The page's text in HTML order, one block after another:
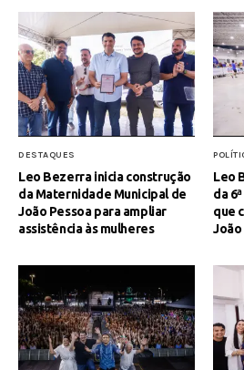
DESTAQUES
Leo Bezerra inicia construção
da Maternidade Municipal de
João Pessoa para ampliar
assistência às mulheres
Leo
da
que
João